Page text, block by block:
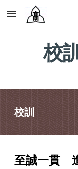
Skip to main content
校
校訓
至誠一貫